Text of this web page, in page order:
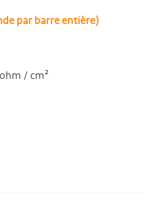
par barre entière)
/ cm²